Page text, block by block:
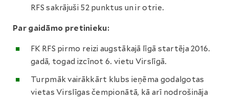
RFS sakrājuši 52 punktus un ir otrie.
Par gaidāmo pretinieku:
FK RFS pirmo reizi augstākajā līgā startēja 2016.
gadā, togad izcīnot 6. vietu Virslīgā.
Turpmāk vairākkārt klubs ieņēma godalgotas
vietas Virslīgas čempionātā, kā arī nodrošināja